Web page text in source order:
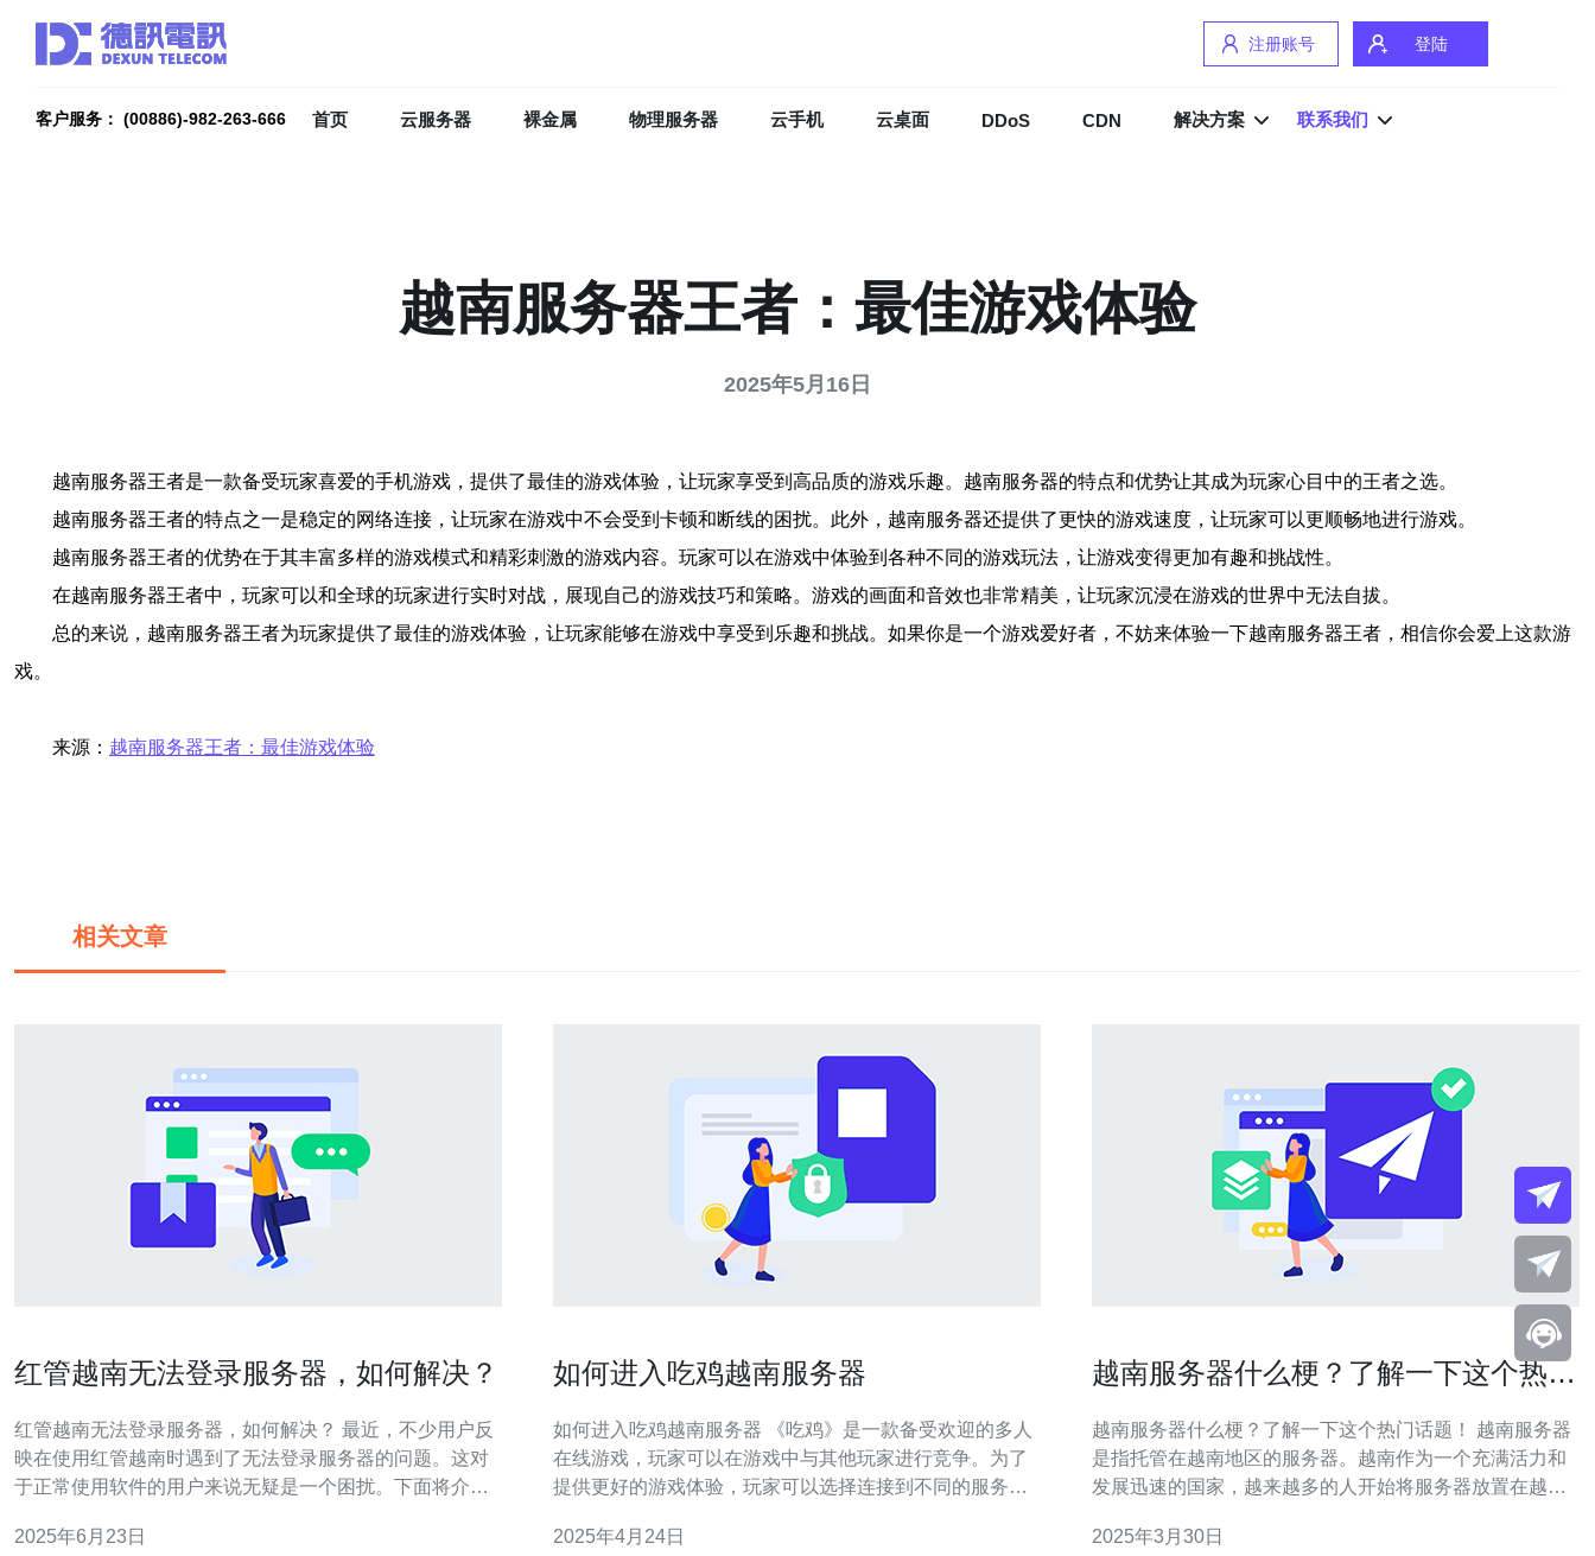
注册账号 登陆
客户服务： (00886)-982-263-666 首页 云服务器 裸金属 物理服务器 云手机 云桌面 DDoS CDN 解决方案 联系我们
越南服务器王者：最佳游戏体验
2025年5月16日
越南服务器王者是一款备受玩家喜爱的手机游戏，提供了最佳的游戏体验，让玩家享受到高品质的游戏乐趣。越南服务器的特点和优势让其成为玩家心目中的王者之选。
越南服务器王者的特点之一是稳定的网络连接，让玩家在游戏中不会受到卡顿和断线的困扰。此外，越南服务器还提供了更快的游戏速度，让玩家可以更顺畅地进行游戏。
越南服务器王者的优势在于其丰富多样的游戏模式和精彩刺激的游戏内容。玩家可以在游戏中体验到各种不同的游戏玩法，让游戏变得更加有趣和挑战性。
在越南服务器王者中，玩家可以和全球的玩家进行实时对战，展现自己的游戏技巧和策略。游戏的画面和音效也非常精美，让玩家沉浸在游戏的世界中无法自拔。
总的来说，越南服务器王者为玩家提供了最佳的游戏体验，让玩家能够在游戏中享受到乐趣和挑战。如果你是一个游戏爱好者，不妨来体验一下越南服务器王者，相信你会爱上这款游
戏。
来源： 越南服务器王者：最佳游戏体验
相关文章
红管越南无法登录服务器，如何解决？
红管越南无法登录服务器，如何解决？ 最近，不少用户反
映在使用红管越南时遇到了无法登录服务器的问题。这对
于正常使用软件的用户来说无疑是一个困扰。下面将介绍
保自己的网络连接是正常的，可以尝试重新连接Wi-Fi或者
2025年6月23日
如何进入吃鸡越南服务器
如何进入吃鸡越南服务器 《吃鸡》是一款备受欢迎的多人
在线游戏，玩家可以在游戏中与其他玩家进行竞争。为了
提供更好的游戏体验，玩家可以选择连接到不同的服务
已经下载并安装了越南版本的吃鸡游戏。你可以在游戏官
2025年4月24日
越南服务器什么梗？了解一下这个热门
越南服务器什么梗？了解一下这个热门话题！ 越南服务器
是指托管在越南地区的服务器。越南作为一个充满活力和
发展迅速的国家，越来越多的人开始将服务器放置在越
连接和高速的数据传输速度，还具有较低的成本，吸引了
2025年3月30日